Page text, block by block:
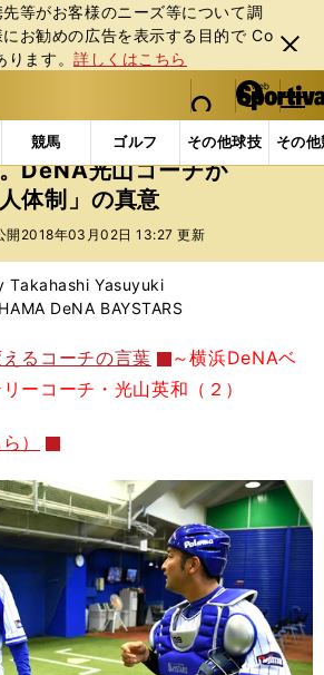
等がお客様のニーズ等について調
お勧めの広告を表⽰する⽬的で Co
ります。詳しくはこちら
閉じ
る
web Sportiva (webスポルティーバ)
検索
マイペ
ー
ジ
メニュ
競馬 ゴルフ その他球技 その
プロ野球 正捕手が消えた。DeNA
DeNA光山コーチが
体制」の真意
開 2018年03月02日 13:27 更新
Yasuyuki
DeNA BAYSTARS
るコーチの言葉
～横浜DeNAベ
ーコーチ・光山英和（２）
）